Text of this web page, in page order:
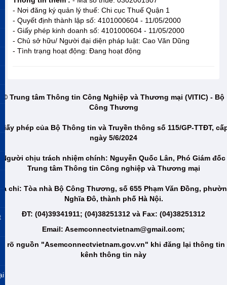
- Nơi đăng ký quản lý thuế: Chi cục Thuế Quận 1
- Quyết định thành lập số: 4101000604 - 11/05/2000
- Giấy phép kinh doanh số: 4101000604 - 11/05/2000
- Chủ sở hữu/ Người đại diện pháp luật: Cao Văn Dũng
- Tình trạng hoạt động: Đang hoạt động
© Trung tâm Thông tin Công Nghiệp và Thương mại (VITIC) - Bộ
Công Thương
phép của Bộ Thông tin và Truyền thông số 115/GP-TTĐT,
ngày 5/6/2024
Người chịu trách nhiệm chính: Nguyễn Quốc Lân, Phó Giám đốc
Trung tâm Thông tin Công nghiệp và Thương mại
chỉ: Tòa nhà Bộ Công Thương, số 655 Phạm Văn Đồng,
Nghĩa Đô, thành phố Hà Nội.
ĐT: (04)39341911; (04)38251312 và Fax: (04)38251312
Email: Asemconnectvietnam@gmail.com;
rõ nguồn "Asemconnectvietnam.gov.vn" khi đăng lại thông tin
kênh thông tin này